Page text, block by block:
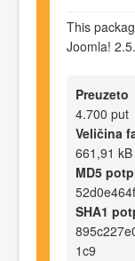
This
Joomla!
Preuzeto
4.700 put
Veličina
661,91 kB
MD5
SHA1
1c9